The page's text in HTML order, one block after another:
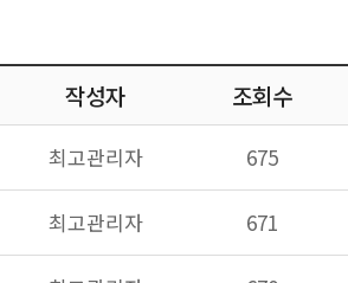
작성자 조회수
최고관리자 675
최고관리자 671